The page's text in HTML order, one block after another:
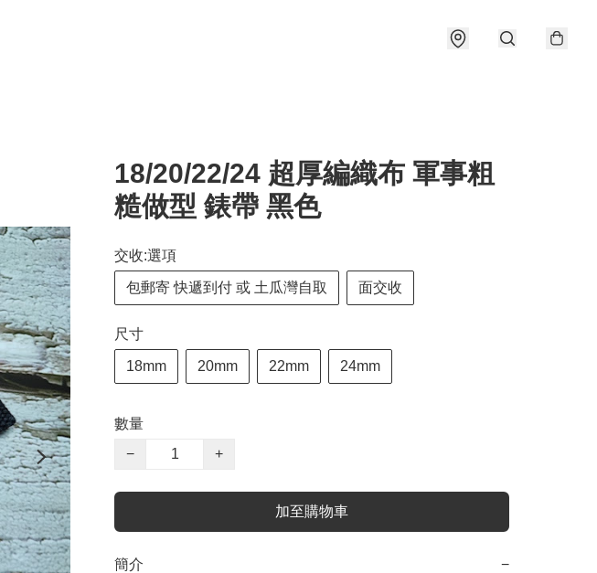
18/20/22/24 超厚編織布 軍事粗
糙做型 錶帶 黑色
交收:選項
包郵寄 快遞到付 或 土瓜灣自取 面交收
尺寸
18mm 20mm 22mm 24mm
數量
−
+
加至購物車
簡介 −